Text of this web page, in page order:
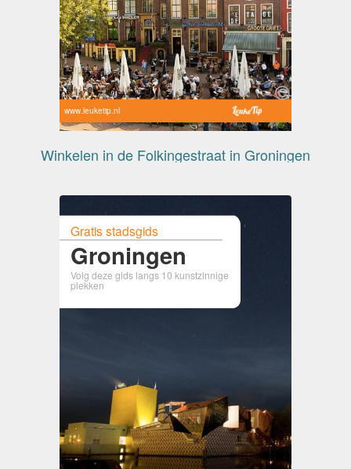
www.leuketip.nl
Winkelen in de Folkingestraat in Groningen
Gratis stadsgids
Groningen
Volg deze gids langs 10 kunstzinnige
plekken